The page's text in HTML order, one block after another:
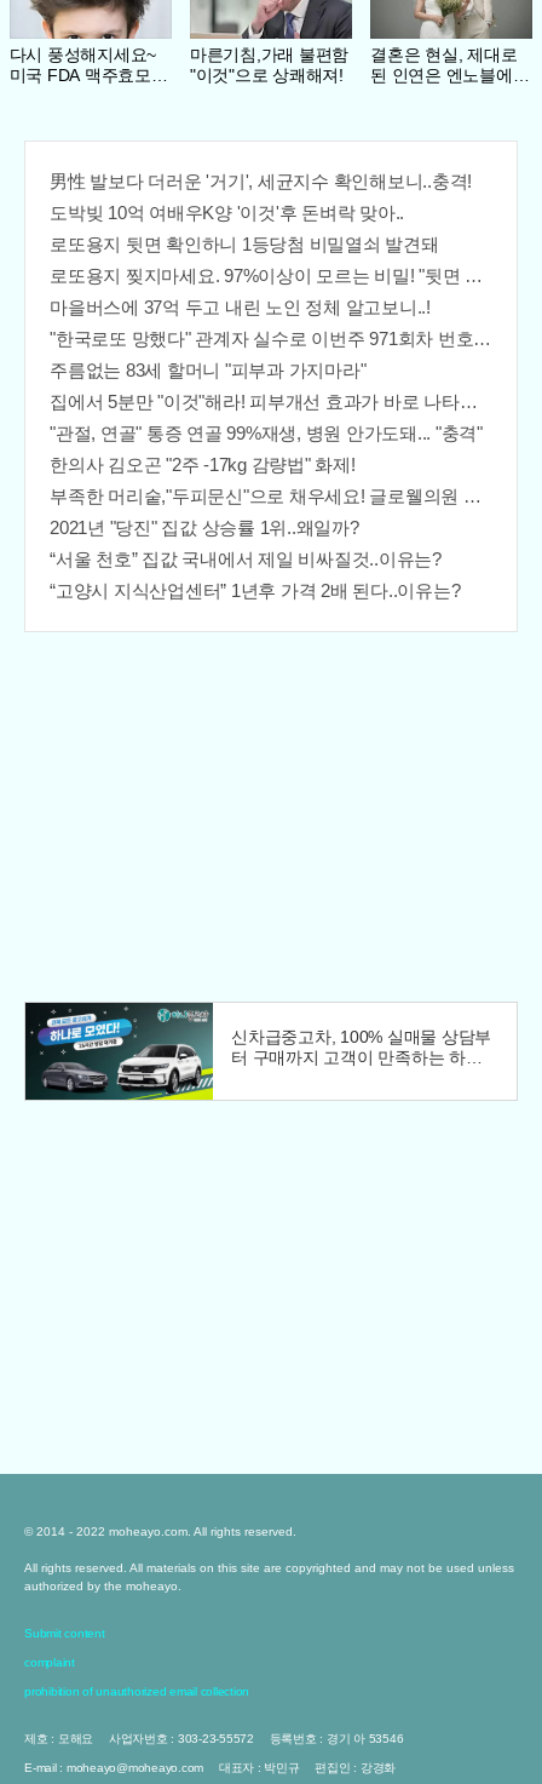
다시 풍성해지세요~
미국 FDA 맥주효모샴
마른기침,가래 불편함
"이것"으로 상쾌해져!
결혼은 현실, 제대로
된 인연은 엔노블에서
男性 발보다 더러운 '거기', 세균지수 확인해보니..충격!
도박빚 10억 여배우K양 '이것'후 돈벼락 맞아..
로또용지 뒷면 확인하니 1등당첨 비밀열쇠 발견돼
로또용지 찢지마세요. 97%이상이 모르는 비밀! "뒷면 비추면 번호 보인다!?"
마을버스에 37억 두고 내린 노인 정체 알고보니..!
"한국로또 망했다" 관계자 실수로 이번주 971회차 번호 6자리 공개!? 꼭 확인해라!
주름없는 83세 할머니 "피부과 가지마라"
집에서 5분만 "이것"해라! 피부개선 효과가 바로 나타난다!!
"관절, 연골" 통증 연골 99%재생, 병원 안가도돼... "충격"
한의사 김오곤 "2주 -17kg 감량법" 화제!
부족한 머리숱,"두피문신"으로 채우세요! 글로웰의원 의)96837
2021년 "당진" 집값 상승률 1위..왜일까?
“서울 천호” 집값 국내에서 제일 비싸질것..이유는?
“고양시 지식산업센터” 1년후 가격 2배 된다..이유는?
신차급중고차, 100% 실매물 상담부
터 구매까지 고객이 만족하는 하나
© 2014 - 2022 moheayo.com. All rights reserved.
All rights reserved. All materials on this site are copyrighted and may not be used unless
authorized by the moheayo.
Submit content
complaint
prohibition of unauthorized email collection
제호 : 모해요 사업자번호 : 303-23-55572 등록번호 : 경기 아 53546
E-mail : moheayo@moheayo.com 대표자 : 박민규 편집인 : 강경화